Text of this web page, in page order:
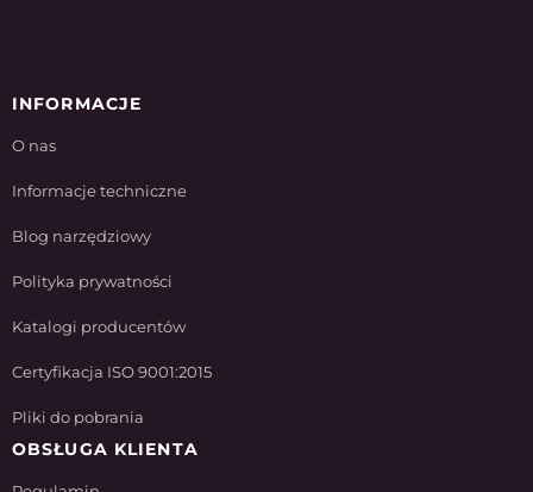
INFORMACJE
O nas
Informacje techniczne
Blog narzędziowy
Polityka prywatności
Katalogi producentów
Certyfikacja ISO 9001:2015
Pliki do pobrania
OBSŁUGA KLIENTA